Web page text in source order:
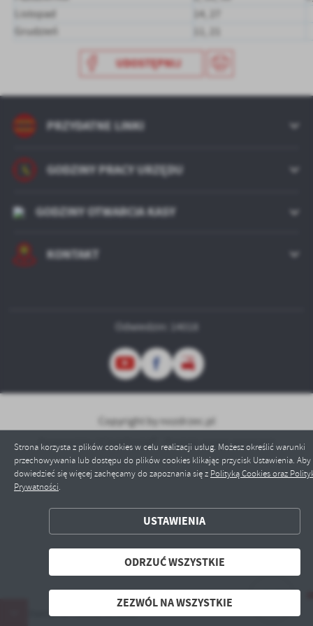
Strona korzysta z plików cookies w celu realizacji usług. Możesz określić warunki
przechowywania lub dostępu do plików cookies klikając przycisk Ustawienia. Aby
dowiedzieć się więcej zachęcamy do zapoznania się z Polityką Cookies oraz
Prywatności.
USTAWIENIA
ODRZUĆ WSZYSTKIE
ZEZWÓL NA WSZYSTKIE
ZAPISZ WYBRANE
ODRZUĆ WSZYSTKIE
ZEZWÓL NA WSZYSTKIE
Listopad
14, 27
Grudzień
UDOSTĘPNIJ
PRZYDATNE LINKI
GODZINY PRACY URZĘDU
GODZINY OTWARCIA KASY
KONTAKT
Odwiedzin: 14018
Copyright by nozdrzec.pl
Powered by2ClickPortal® - Portale nowej generacji
Witamy na naszej stronie!